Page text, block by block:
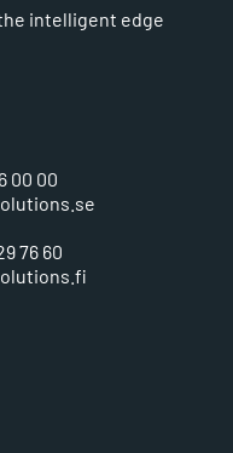
intelligent edge
00 00
76 60